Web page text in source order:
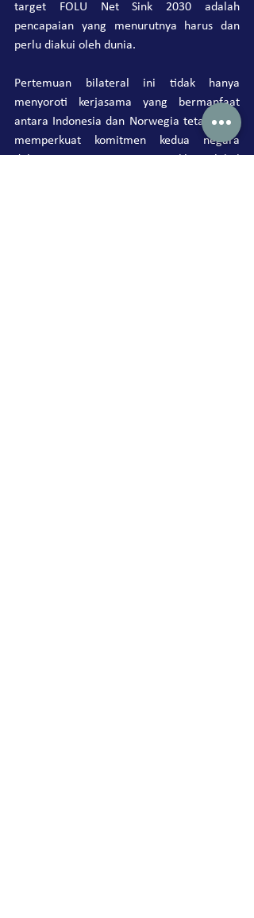
target FOLU Net Sink 2030 adalah
pencapaian yang menurutnya harus dan
perlu diakui oleh dunia.
Pertemuan bilateral ini tidak hanya
menyoroti kerjasama yang bermanfaat
antara Indonesia dan Norwegia tetapi juga
memperkuat komitmen kedua negara